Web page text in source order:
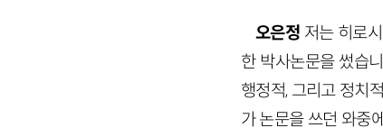
오은정 저는 히로
한 박사논문을 썼습
행정적, 그리고 정치
가 논문을 쓰던 와중